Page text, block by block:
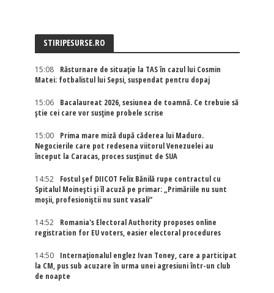
STIRIPESURSE.RO
15:08
Răsturnare de situație la TAS în cazul lui Cosmin
Matei: fotbalistul lui Sepsi, suspendat pentru dopaj
15:06
Bacalaureat 2026, sesiunea de toamnă. Ce trebuie să
știe cei care vor susține probele scrise
15:00
Prima mare miză după căderea lui Maduro.
Negocierile care pot redesena viitorul Venezuelei au
început la Caracas, proces susținut de SUA
14:52
Fostul șef DIICOT Felix Bănilă rupe contractul cu
Spitalul Moinești și îl acuză pe primar: „Primăriile nu sunt
moșii, profesioniștii nu sunt vasali”
14:52
Romania's Electoral Authority proposes online
registration for EU voters, easier electoral procedures
14:50
Internaţionalul englez Ivan Toney, care a participat
la CM, pus sub acuzare în urma unei agresiuni într-un club
de noapte